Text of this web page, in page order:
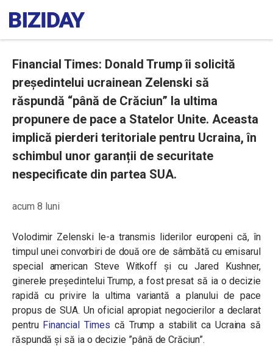
Financial Times: Donald Trump îi solicită
președintelui ucrainean Zelenski să
răspundă “până de Crăciun” la ultima
propunere de pace a Statelor Unite. Aceasta
implică pierderi teritoriale pentru Ucraina, în
schimbul unor garanții de securitate
nespecificate din partea SUA.
acum 8 luni
Volodimir Zelenski le-a transmis liderilor europeni că, în
timpul unei convorbiri de două ore de sâmbătă cu emisarul
special american Steve Witkoff și cu Jared Kushner,
ginerele președintelui Trump, a fost presat să ia o decizie
rapidă cu privire la ultima variantă a planului de pace
propus de SUA. Un oficial apropiat negocierilor a declarat
pentru Financial Times că Trump a stabilit ca Ucraina să
răspundă și să ia o decizie ”până de Crăciun”.